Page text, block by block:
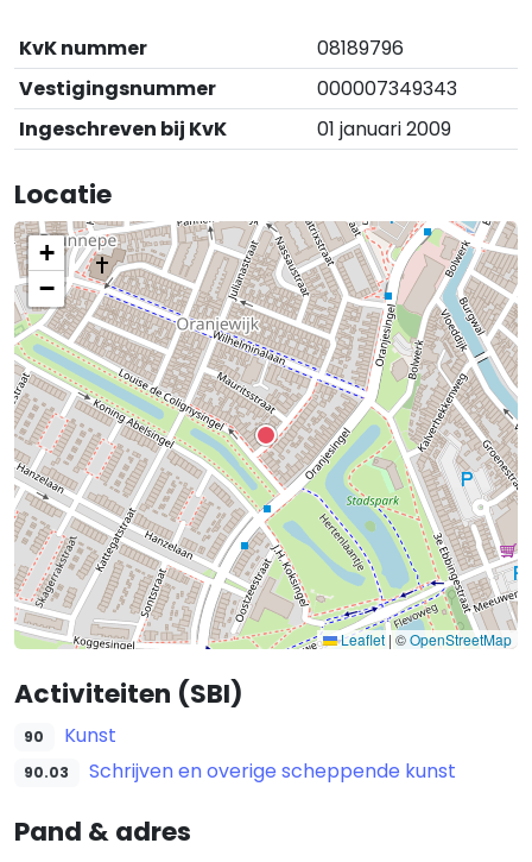
KvK nummer
08189796
Vestigingsnummer
000007349343
Ingeschreven bij KvK
01 januari 2009
Locatie
+
−
Leaflet | ©OpenStreetMap
Activiteiten (SBI)
90 Kunst
90.03 Schrijven en overige scheppende kunst
Pand & adres